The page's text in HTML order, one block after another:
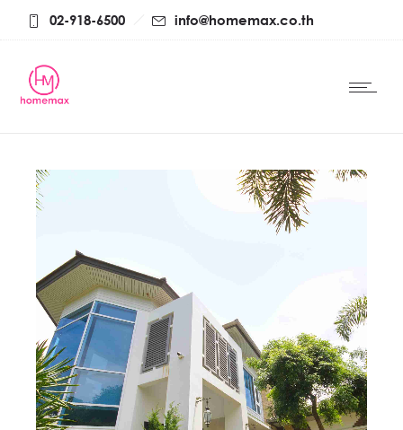
02-918-6500 info@homemax.co.th